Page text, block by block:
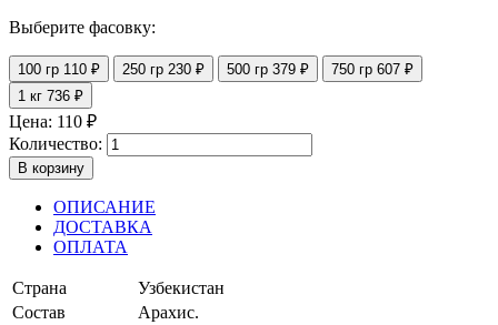
Выберите фасовку:
100 гр 110 ₽ 250 гр 230 ₽ 500 гр 379 ₽ 750 гр 607 ₽
1 кг 736 ₽
Цена: 110 ₽
Количество:
В корзину
ОПИСАНИЕ
ДОСТАВКА
ОПЛАТА
Страна
Узбекистан
Состав
Арахис.